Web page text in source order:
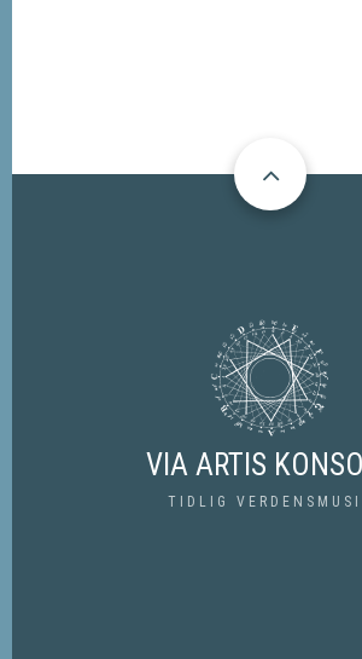
VIA ARTIS
TIDLIG